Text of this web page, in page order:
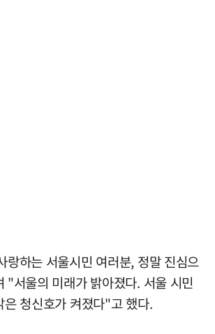
랑하는 서울시민 여러분, 정말 진심으
"서울의 미래가 밝아졌다. 서울 시민
은 청신호가 켜졌다"고 했다.